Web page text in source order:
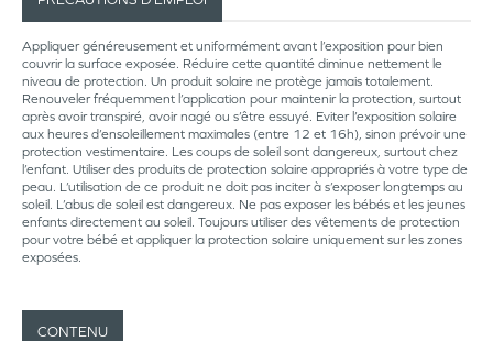
Appliquer généreusement et uniformément avant l’exposition pour bien
couvrir la surface exposée. Réduire cette quantité diminue nettement le
niveau de protection. Un produit solaire ne protège jamais totalement.
Renouveler fréquemment l’application pour maintenir la protection, surtout
après avoir transpiré, avoir nagé ou s’être essuyé. Eviter l’exposition solaire
aux heures d’ensoleillement maximales (entre 12 et 16h), sinon prévoir une
protection vestimentaire. Les coups de soleil sont dangereux, surtout chez
l’enfant. Utiliser des produits de protection solaire appropriés à votre type de
peau. L’utilisation de ce produit ne doit pas inciter à s’exposer longtemps au
soleil. L’abus de soleil est dangereux. Ne pas exposer les bébés et les jeunes
enfants directement au soleil. Toujours utiliser des vêtements de protection
pour votre bébé et appliquer la protection solaire uniquement sur les zones
exposées.
CONTENU